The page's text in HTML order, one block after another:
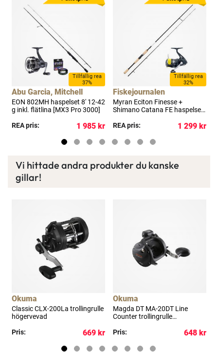
Ett exklusivt medlemskap med många förmåner.
Bättre priser, fri frakt på alla ordrar, bonuscheck
varje månad och mycket mer. Spara tusenlappar
Läs mer här
Tillfällig rea
37%
Abu Garcia, Mitchell
EON 802MH haspelset 8' 12-42
g inkl. flätlina [MX3 Pro 3000]
REA pris:
1 985 kr
Tillfällig rea
32%
Fiskejournalen
Myran Eciton Finesse +
Shimano Catana FE haspelset
REA pris:
1 299 kr
Vi hittade andra produkter du kanske
gillar!
Okuma
Classic CLX-200La trollingrulle
högervevad
Pris:
669 kr
Okuma
Magda DT MA-20DT Line
Counter trollingrulle
Pris:
648 kr